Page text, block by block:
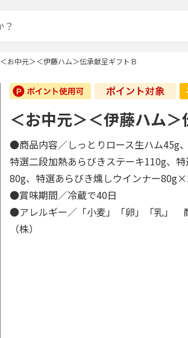
＜お中元＞＜伊藤ハム＞伝承献呈ギフトＢ
＜お中元＞＜伊藤ハム
●商品内容／しっとりロース生ハム45g
特選二段加熱あらびきステーキ110g、
80g、特選あらびき燻しウインナー
●賞味期間／冷蔵で40日
●アレルギー／「小麦」「卵」「乳」
（株）